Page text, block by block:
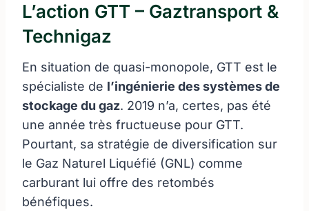
L’action GTT – Gaztransport &
Technigaz
En situation de quasi-monopole, GTT est le
spécialiste de l’ingénierie des systèmes de
stockage du gaz. 2019 n’a, certes, pas été
une année très fructueuse pour GTT.
Pourtant, sa stratégie de diversification sur
le Gaz Naturel Liquéfié (GNL) comme
carburant lui offre des retombés
bénéfiques.